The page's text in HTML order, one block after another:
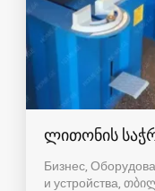
ლითონის
Бизнес,
и устройства